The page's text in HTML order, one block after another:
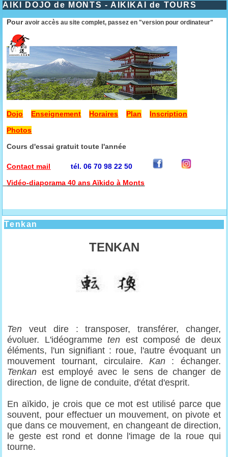
AIKI DOJO de MONTS - AIKIKAI de TOURS
Pouravoir accès au site complet, passez en "version pour ordinateur"
Dojo Enseignement Horaires Plan
Inscription
Photos
Cours d'essai gratuit toute l'année
Contact mail
tél. 06 70 98 22 50
Vidéo-diaporama 40 ans Aïkido à Monts
Tenkan
TENKAN
Ten veut dire : transposer, transférer, changer,
évoluer. L'idéogrammeten est composé de deux
éléments, l'un signifiant : roue, l'autre évoquant un
mouvement tournant, circulaire. Kan : échanger.
Tenkan est employé avec le sens de changer de
direction, de ligne de conduite, d'état d'esprit.
En aïkido, je crois que ce mot est utilisé parce que
souvent, pour effectuer un mouvement, on pivote et
que dans ce mouvement, en changeant de direction,
le geste est rond et donne l'image de la roue qui
tourne.